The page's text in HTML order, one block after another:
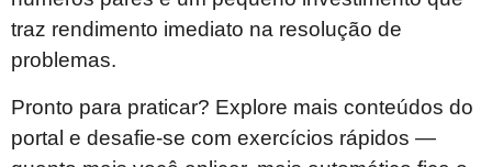
traz rendimento imediato na resolução de
problemas.
Pronto para praticar? Explore mais conteúdos do
portal e desafie-se com exercícios rápidos —